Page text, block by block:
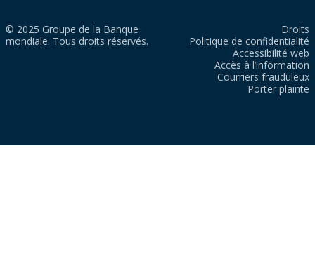
© 2025 Groupe de la Banque
mondiale. Tous droits réservés.
Droits
Politique de confidentialité
Accessibilité web
Accès à l’information
Courriers frauduleux
Porter plainte